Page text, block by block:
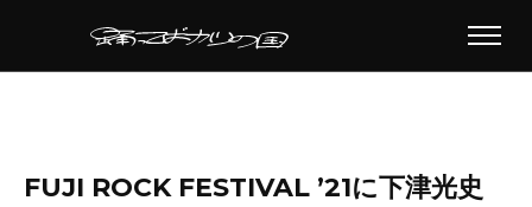
FUJI ROCK FESTIVAL ’21に下津光史